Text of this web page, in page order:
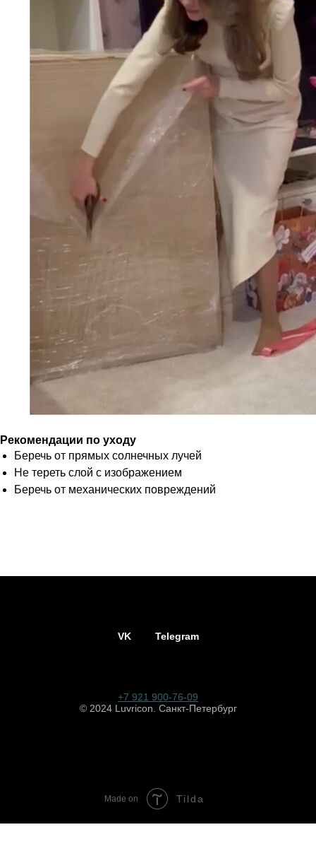
Рекомендации по уходу
Беречь от прямых солнечных лучей
Не тереть слой с изображением
Беречь от механических повреждений
VK Telegram
+7 921 900-76-09
© 2024 Luvricon. Санкт-Петербург
Made on Tilda